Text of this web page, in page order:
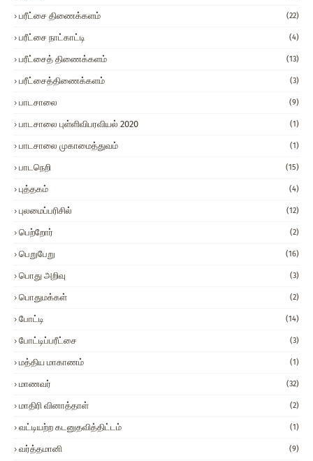
பரீட்சை திணைக்களம் (22)
பரீட்சை நாட்காட்டி (4)
பரீட்சைத் திணைக்களம் (13)
பரீட்சைத்திணைக்களம் (3)
பாடசாலை (9)
பாடசாலை புள்ளிவிபரவியல் 2020 (1)
பாடசாலை முகாமைத்துவம் (1)
பாடநெறி (15)
புத்தகம் (4)
புலமைப்பரிசில் (12)
பெற்றோர் (2)
பெறுபேறு (16)
பொது அறிவு (3)
பொதுமக்கள் (2)
போட்டி (14)
போட்டிப்பரீட்சை (3)
மத்திய மாகாணம் (1)
மாணவர் (32)
மாதிரி வினாத்தாள் (2)
வட்டியற்ற கடனுதவித்திட்டம் (1)
வர்த்தமானி (9)